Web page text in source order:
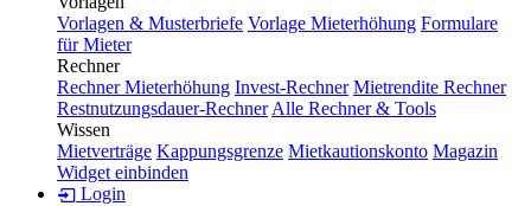
Vorlagen & Musterbriefe Vorlage Mieterhöhung Formulare
für Mieter
Rechner
Rechner Mieterhöhung Invest-Rechner Mietrendite Rechner
Restnutzungsdauer-Rechner Alle Rechner & Tools
Wissen
Mietverträge Kappungsgrenze Mietkautionskonto Magazin
Widget einbinden
Login